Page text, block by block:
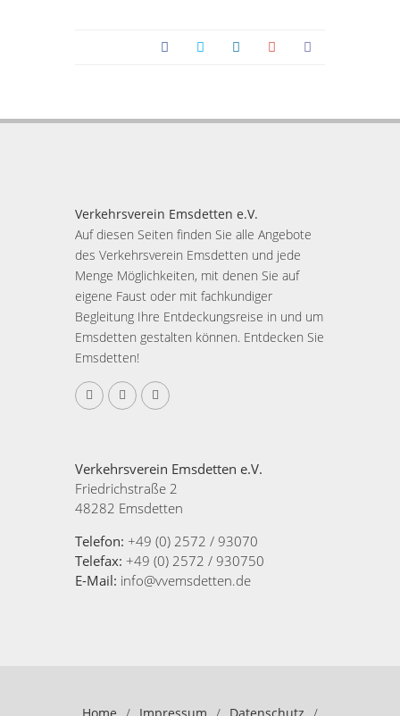
Verkehrsverein Emsdetten e.V.
Auf diesen Seiten finden Sie alle Angebote
des Verkehrsverein Emsdetten und jede
Menge Möglichkeiten, mit denen Sie auf
eigene Faust oder mit fachkundiger
Begleitung Ihre Entdeckungsreise in und um
Emsdetten gestalten können. Entdecken Sie
Emsdetten!
Verkehrsverein Emsdetten e.V.
Friedrichstraße 2
48282 Emsdetten
Telefon: +49 (0) 2572 / 93070
Telefax: +49 (0) 2572 / 930750
E-Mail: info@vvemsdetten.de